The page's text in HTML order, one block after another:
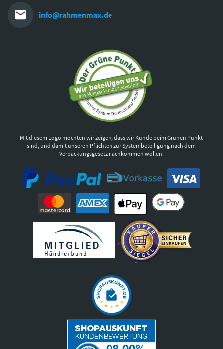
info@rahmenmax.de
Mit diesem Logo möchten wir zeigen, dass wir Kunde beim Grünen Punkt
sind, und damit unseren Pflichten zur Systembeteiligung nach dem
Verpackungsgesetz nachkommen wollen.